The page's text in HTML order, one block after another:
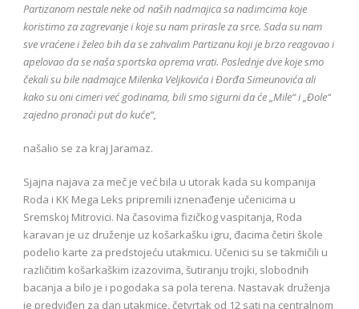
Partizanom nestale neke od naših nadmajica sa nadimcima koje
koristimo za zagrevanje i koje su nam prirasle za srce. Sada su nam
sve vraćene i želeo bih da se zahvalim Partizanu koji je brzo reagovao i
apelovao da se naša sportska oprema vrati. Poslednje dve koje smo
čekali su bile nadmajce Milenka Veljkovića i Đorđa Simeunovića ali
kako su oni cimeri već godinama, bili smo sigurni da će „Mile“ i „Đole“
zajedno pronaći put do kuće“,
našalio se za kraj Jaramaz.
Sjajna najava za meč je već bila u utorak kada su kompanija
Roda i KK Mega Leks pripremili iznenađenje učenicima u
Sremskoj Mitrovici. Na časovima fizičkog vaspitanja, Roda
karavan je uz druženje uz košarkašku igru, đacima četiri škole
podelio karte za predstojeću utakmicu. Učenici su se takmičili u
različitim košarkaškim izazovima, šutiranju trojki, slobodnih
bacanja a bilo je i pogodaka sa pola terena. Nastavak druženja
je predviđen za dan utakmice, četvrtak od 12 sati na centralnom